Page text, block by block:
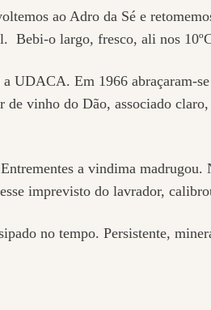
ao Adro da Sé e
Bebi-o largo, fresco, ali nos
UDACA. Em 1966 abraçaram-
vinho do Dão, associado
a vindima
imprevisto do lavrador,
no tempo. Persistente,